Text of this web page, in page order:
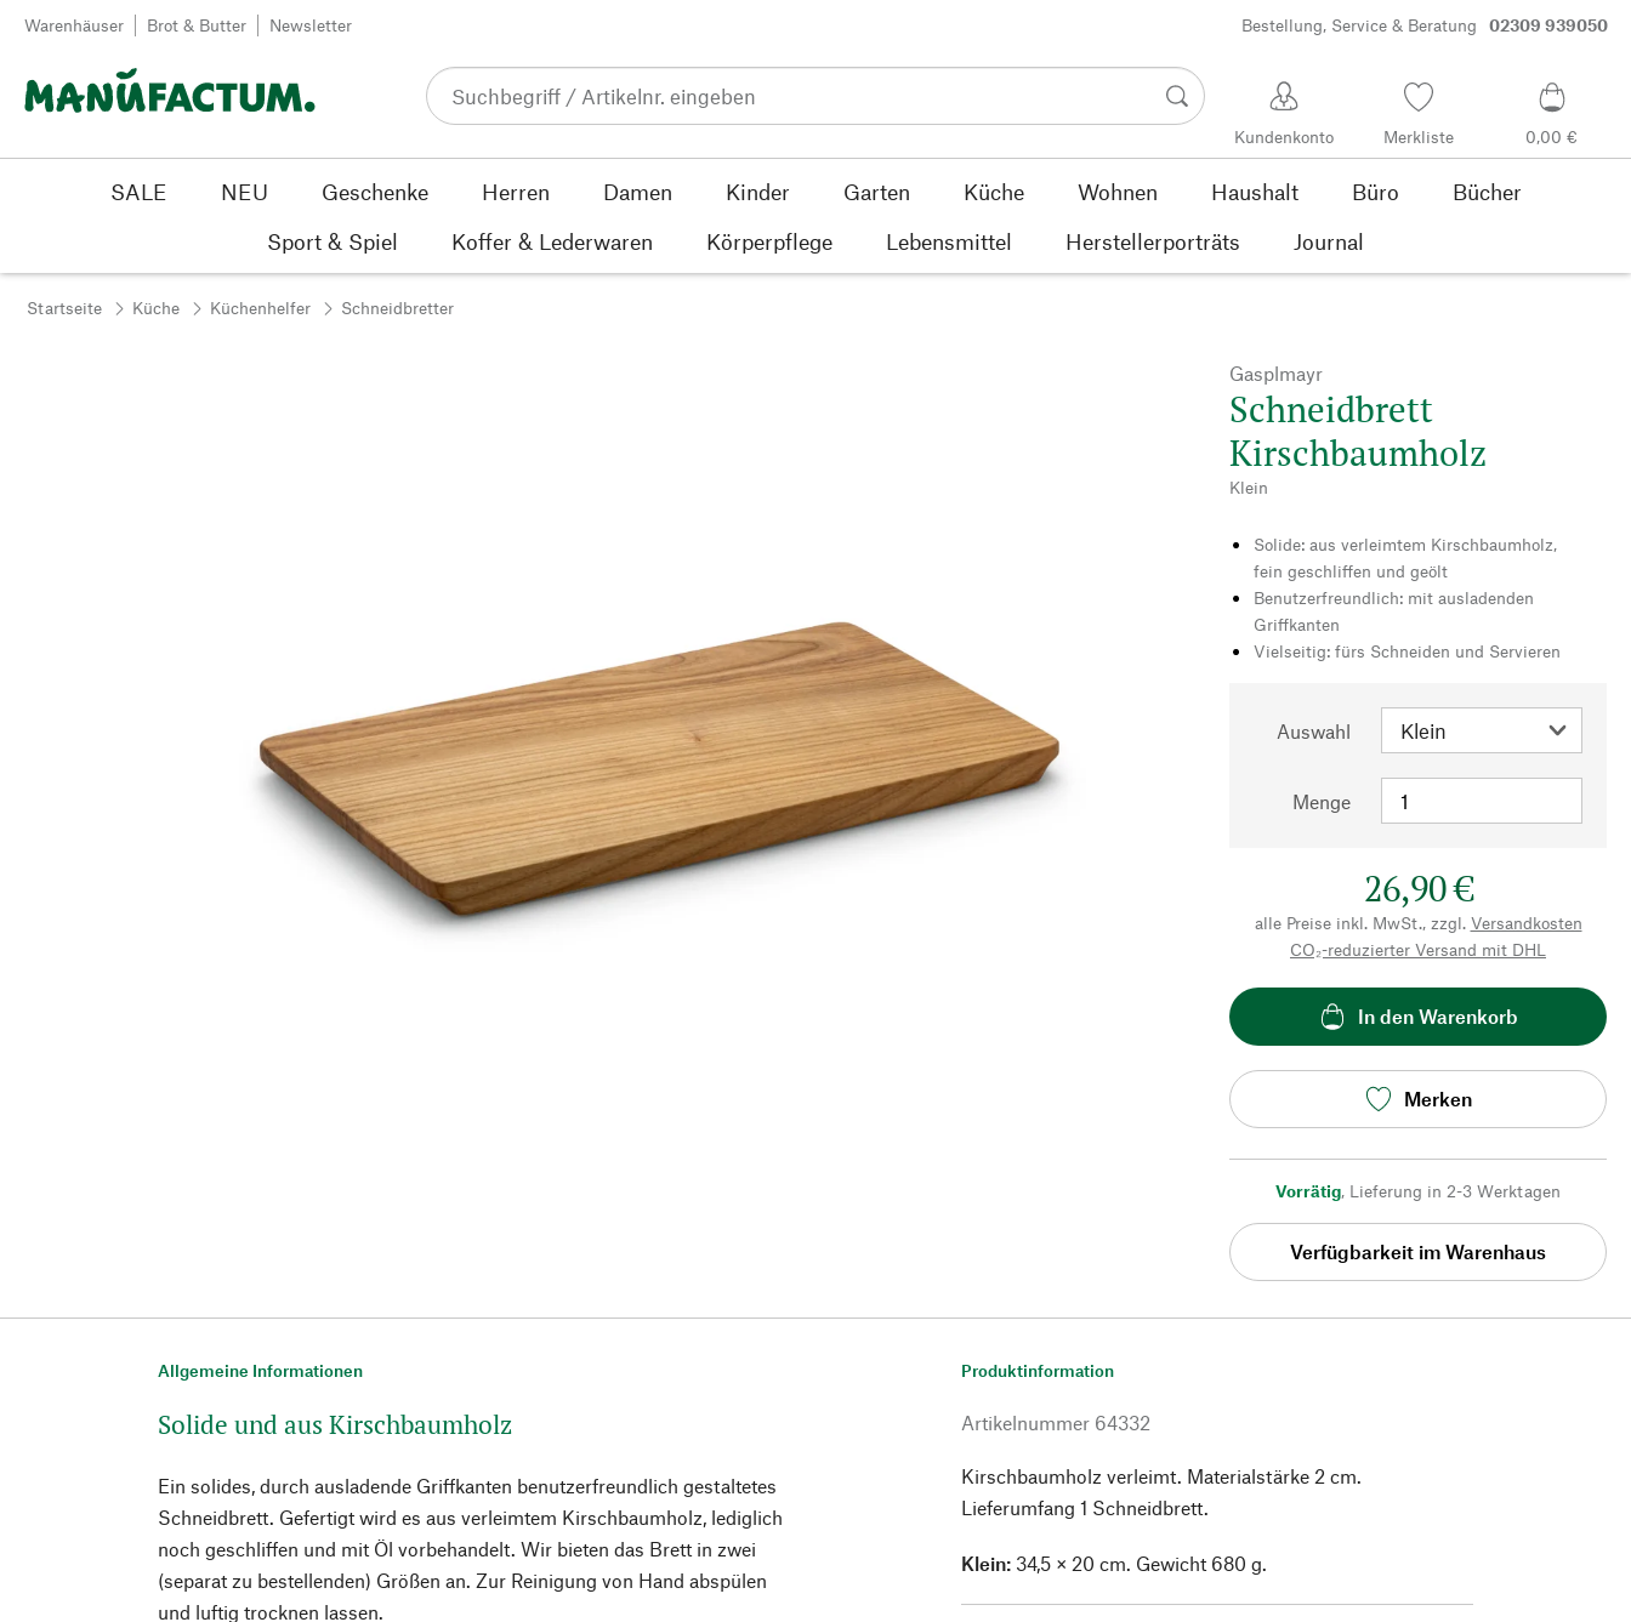
Zum Inhalt springen
Warenhäuser Brot & Butter Newsletter Bestellung, Service & Beratung 02309 939050
Kundenkonto Merkliste 0,00 €
SALE NEU Geschenke Herren Damen Kinder Garten Küche Wohnen Haushalt Büro
Bücher
Sport & Spiel
Koffer & Lederwaren Körperpflege Lebensmittel Herstellerporträts Journal
Startseite Küche Küchenhelfer Schneidbretter
Gasplmayr
Schneidbrett
Kirschbaumholz
Klein
Solide: aus verleimtem Kirschbaumholz,
fein geschliffen und geölt
Benutzerfreundlich: mit ausladenden
Griffkanten
Vielseitig: fürs Schneiden und Servieren
Auswahl
Menge
26,90 €
alle Preise inkl. MwSt., zzgl. Versandkosten
CO₂-reduzierter Versand mit DHL
In den Warenkorb
Merken
Vorrätig, Lieferung in 2-3 Werktagen
Verfügbarkeit im Warenhaus
Allgemeine Informationen
Solide und aus Kirschbaumholz
Ein solides, durch ausladende Griffkanten benutzerfreundlich gestaltetes
Schneidbrett. Gefertigt wird es aus verleimtem Kirschbaumholz, lediglich
noch geschliffen und mit Öl vorbehandelt. Wir bieten das Brett in zwei
(separat zu bestellenden) Größen an. Zur Reinigung von Hand abspülen
und luftig trocknen lassen.
Produktinformation
Artikelnummer 64332
Kirschbaumholz verleimt. Materialstärke 2 cm.
Lieferumfang 1 Schneidbrett.
Klein: 34,5 × 20 cm. Gewicht 680 g.